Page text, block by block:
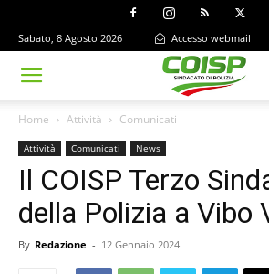
Sabato, 8 Agosto 2026 Accesso webmail
Home Attività Comunicati
Attività Comunicati News
Il COISP Terzo
della Polizia a Vibo
By Redazione - 12 Gennaio 2024